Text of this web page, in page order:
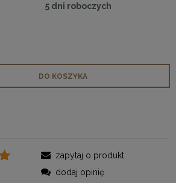
5 dni roboczych
DO KOSZYKA
zapytaj o produkt
dodaj opinię